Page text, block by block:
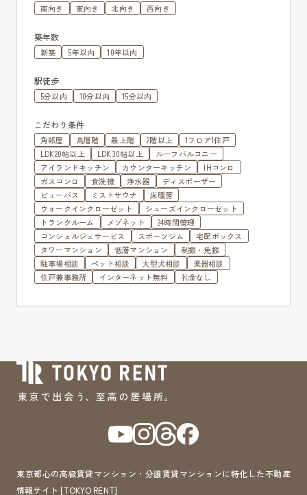
南向き 東向き 北向き 西向き
築年数
新築 5年以内 10年以内
駅徒歩
5分以内 10分以内 15分以内
こだわり条件
角部屋 高層階 最上階 2階以上
1フロア1住戸
LDK20帖以上
LDK30帖以上
ルーフバルコニー
アイランドキッチン
カウンターキッチン
IHコンロ
ガスコンロ
食洗機 浄水器
ディスポーザー
ビューバス
ミストサウナ
床暖房
ウォークインクローゼット
シューズインクローゼット
トランクルーム
メゾネット
24時間管理
コンシェルジュサービス
スポーツジム
宅配ボックス
タワーマンション
低層マンション
制振・免振
駐車場相談
ペット相談 大型犬相談
楽器相談
住戸兼事務所
インターネット無料 礼金なし
東京都心の高級賃貸マンション・分譲賃貸マンションに特化した不動産
情報サイト [TOKYO RENT]